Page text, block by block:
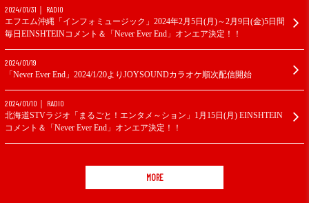
2024/01/31
RADIO
エフエム沖縄「インフォミュージック」2024年2月5日(月)～2月9日(金)5日間
毎日EINSHTEINコメント＆「Never Ever End」オンエア決定！！
2024/01/19
「Never Ever End」2024/1/20よりJOYSOUNDカラオケ順次配信開始
2024/01/10
RADIO
北海道STVラジオ「まるごと！エンタメ～ション」1月15日(月) EINSHTEIN
コメント＆「Never Ever End」オンエア決定！！
MORE